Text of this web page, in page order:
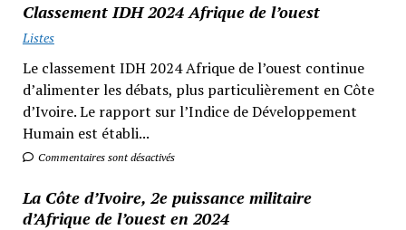
Classement IDH 2024 Afrique de l’ouest
Listes
Le classement IDH 2024 Afrique de l’ouest continue
d’alimenter les débats, plus particulièrement en Côte
d’Ivoire. Le rapport sur l’Indice de Développement
Humain est établi...
Commentaires sont désactivés
La Côte d’Ivoire, 2e puissance militaire
d’Afrique de l’ouest en 2024